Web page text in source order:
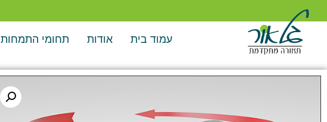
עמוד בית אודות תחומי התמחות